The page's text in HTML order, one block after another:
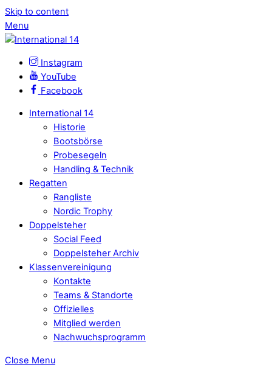
Skip to content
Menu
Instagram
YouTube
Facebook
International 14
Historie
Bootsbörse
Probesegeln
Handling & Technik
Regatten
Rangliste
Nordic Trophy
Doppelsteher
Social Feed
Doppelsteher Archiv
Klassenvereinigung
Kontakte
Teams & Standorte
Offizielles
Mitglied werden
Nachwuchsprogramm
Close Menu